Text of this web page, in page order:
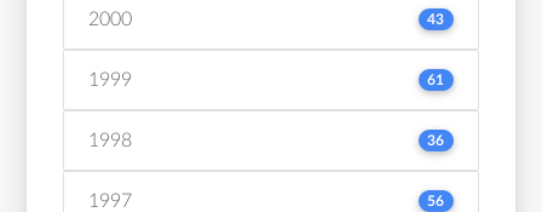
2000 43
1999 61
1998 36
1997 56